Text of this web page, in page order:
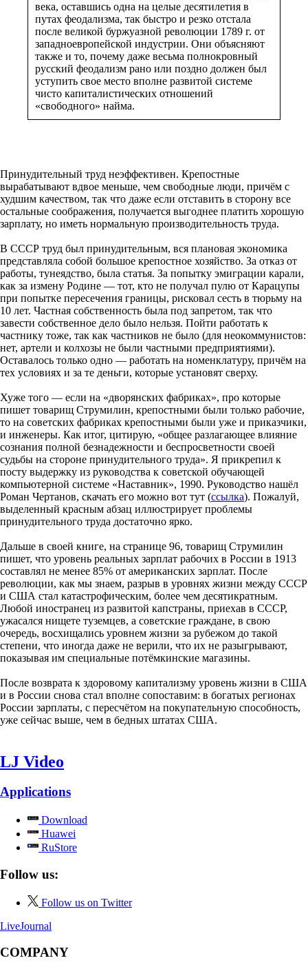
века, оставшись одна на целые десятилетия в
путах феодализма, так быстро и резко отстала
после великой буржуазной революции 1789 г. от
западноевропейской индустрии. Они объясняют
также и то, почему даже весьма полнокровный
русский феодализм рано или поздно должен был
уступить свое место вполне развитой системе
чисто капиталистических отношений
«свободного» найма.
Принудительный труд неэффективен. Крепостные
вырабатывают вдвое меньше, чем свободные люди, причём с
худшим качеством, так что даже если отставить в сторону все
остальные соображения, получается выгоднее платить хорошую
зарплату, но иметь нормальную производительность труда.
В СССР труд был принудительным, вся плановая экономика
представляла собой большое крепостное хозяйство. За отказ от
работы, тунеядство, была статья. За попытку эмиграции карали,
как за измену Родине — тот, кто не получал пулю от Карацупы
при попытке пересечения границы, рисковал сесть в тюрьму на
10 лет. Частная собственность была под запретом, так что
завести собственное дело было нельзя. Пойти работать к
частнику тоже, так как частников не было (для неокоммунистов:
нет, артели и колхозы не были частными предприятиями).
Оставалось только одно — работать на номенклатуру, причём на
тех условиях и за те деньги, которые установят сверху.
Хуже того — если на «дворянских фабриках», про которые
пишет товарищ Струмилин, крепостными были только рабочие,
то на советских фабриках крепостными были уже и приказчики,
и инженеры. Как итог, цитирую, «общее разлагающее влияние
сознания полной безнадежности и беспросветности своей
судьбы на стороне принудительного труда». Я прикрепил к
посту выдержку из руководства к советской обучающей
компьютерной системе «Наставник», 1990. Руководство нашёл
Роман Чертанов, скачать его можно вот тут (ссылка). Пожалуй,
выделенный красным абзац иллюстрирует проблемы
принудительного труда достаточно ярко.
Дальше в своей книге, на странице 96, товарищ Струмилин
пишет, что уровень реальных зарплат рабочих в России в 1913
составлял не менее 85% от американских зарплат. После
революции, как мы знаем, разрыв в уровнях жизни между СССР
и США стал катастрофическим, более чем десятикратным.
Любой иностранец из развитой капстраны, приехав в СССР,
ужасался нищете туземцев, а советские граждане, в свою
очередь, восхищались уровнем жизни за рубежом до такой
степени, что иногда даже не верили, что их не разыгрывают,
показывая им специальные потёмкинские магазины.
После возврата к здоровому капитализму уровень жизни в США
и в России снова стал вполне сопоставим: в богатых регионах
России зарплаты, с пересчётом на покупательную способность,
уже сейчас выше, чем в бедных штатах США.
LJ Video
Applications
Download
Huawei
RuStore
Follow us:
Follow us on Twitter
LiveJournal
COMPANY